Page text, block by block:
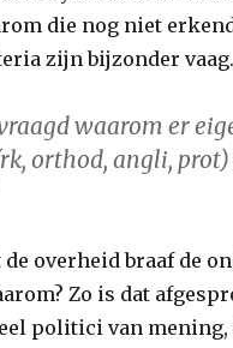
die nog niet
zijn bijzonder vaag.
waarom er
orthod, angli,
overheid braaf de
Zo is dat
politici van mening,